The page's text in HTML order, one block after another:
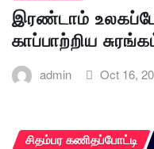
இரண்டாம்
காப்பாற்றிய
admin Oct 16,
சிதம்பர கணிதப்போட்டி